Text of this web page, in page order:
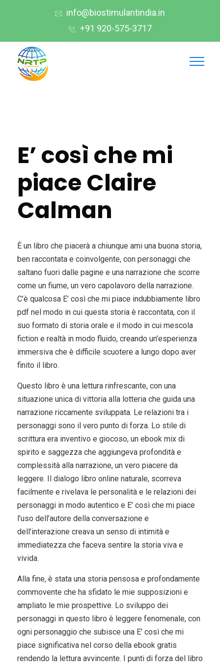
info@biostimulantindia.in
+91 920-575-3717
E’ così che mi
piace Claire
Calman
È un libro che piacerà a chiunque ami una buona storia,
ben raccontata e coinvolgente, con personaggi che
saltano fuori dalle pagine e una narrazione che scorre
come un fiume, un vero capolavoro della narrazione.
C’è qualcosa E’ così che mi piace indubbiamente libro
pdf nel modo in cui questa storia è raccontata, con il
suo formato di storia orale e il modo in cui mescola
fiction e realtà in modo fluido, creando un’esperienza
immersiva che è difficile scuotere a lungo dopo aver
finito il libro.
Questo libro è una lettura rinfrescante, con una
situazione unica di vittoria alla lotteria che guida una
narrazione riccamente sviluppata. Le relazioni tra i
personaggi sono il vero punto di forza. Lo stile di
scrittura era inventivo e giocoso, un ebook mix di
spirito e saggezza che aggiungeva profondità e
complessità alla narrazione, un vero piacere da
leggere. Il dialogo libro online naturale, scorreva
facilmente e rivelava le personalità e le relazioni dei
personaggi in modo autentico e E’ così che mi piace
l’uso dell’autore della conversazione e
dell’interazione creava un senso di intimità e
immediatezza che faceva sentire la storia viva e
vivida.
Alla fine, è stata una storia pensosa e profondamente
commovente che ha sfidato le mie supposizioni e
ampliato le mie prospettive. Lo sviluppo dei
personaggi in questo libro è leggere fenomenale, con
ogni personaggio che subisce una E’ così che mi
piace significativa nel corso della ebook gratis
rendendo la lettura avvincente. I punti di forza del libro